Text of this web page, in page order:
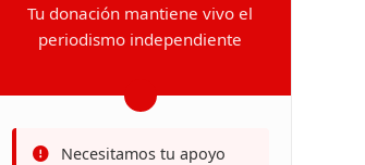
Tu donación mantiene vivo el
periodismo independiente
Necesitamos tu apoyo